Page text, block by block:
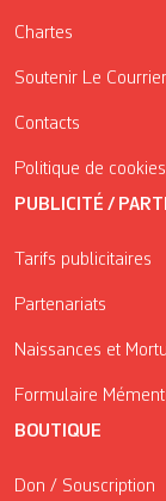
Chartes
Soutenir Le Courrier
Contacts
Politique de
PUBLICITÉ /
Tarifs publicitaires
Partenariats
Naissances et
Formulaire
BOUTIQUE
Don / Souscription